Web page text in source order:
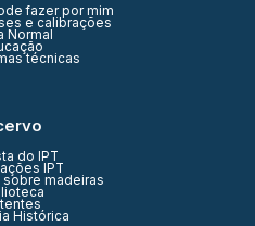
fazer por mim
e calibrações
Normal
técnicas
do IPT
IPT
sobre madeiras
Histórica